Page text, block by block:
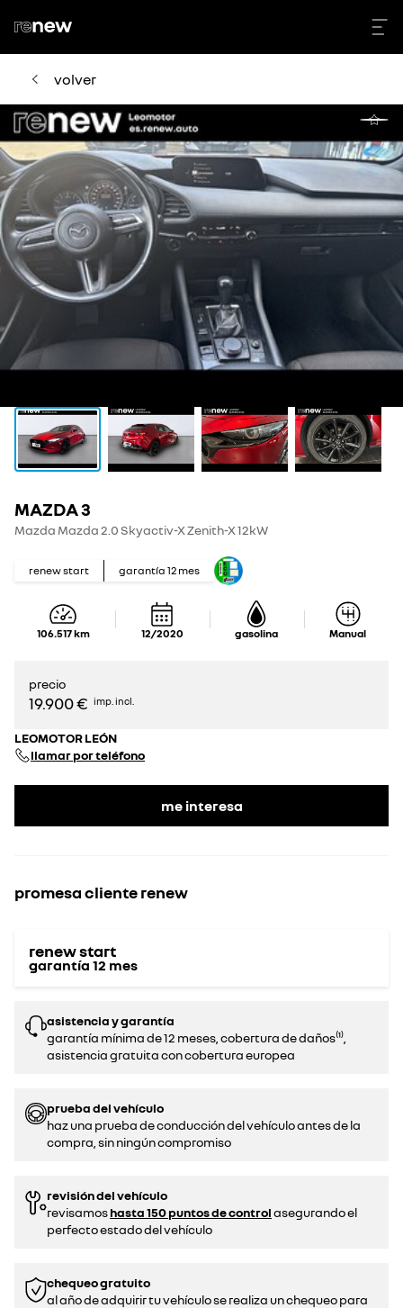
volver
MAZDA 3
Mazda Mazda 2.0 Skyactiv-X Zenith-X 12kW
renew start garantía 12 mes
106.517km 12/2020 gasolina Manual
precio
19.900 € imp. incl.
LEOMOTOR LEÓN
llamar por teléfono
me interesa
promesa cliente renew
renew start
garantía 12 mes
asistencia y garantía
garantía mínima de 12 meses, cobertura de daños⁽¹⁾,
asistencia gratuita con cobertura europea
prueba del vehículo
haz una prueba de conducción del vehículo antes de la
compra, sin ningún compromiso‌
revisión del vehículo
revisamoshasta 150 puntos de controlasegurando el
perfecto estado del vehículo
chequeo gratuito
al año de adquirir tu vehículo se realiza un chequeo para